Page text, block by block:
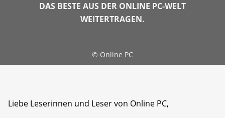
DAS BESTE AUS DER ONLINE PC-WELT
WEITERTRAGEN.
© Online PC
Liebe Leserinnen und Leser von Online PC,